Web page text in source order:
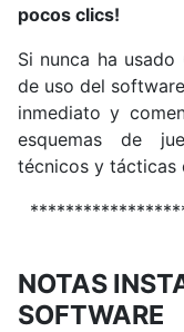
pocos clics!
Si nunca ha usado
de uso del software
inmediato y
esquemas de
técnicos y tácticas
NOTAS
SOFTWARE